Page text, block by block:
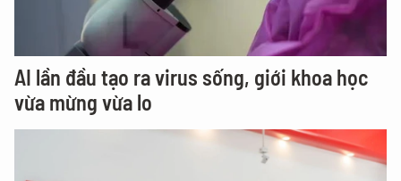
AI lần đầu tạo ra virus sống, giới khoa học
vừa mừng vừa lo